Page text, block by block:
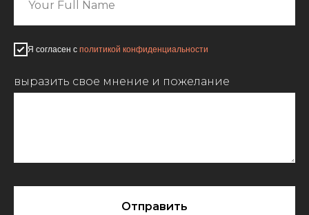
Я согласен с политикой конфиденциальности
выразить свое мнение и пожелание
Отправить